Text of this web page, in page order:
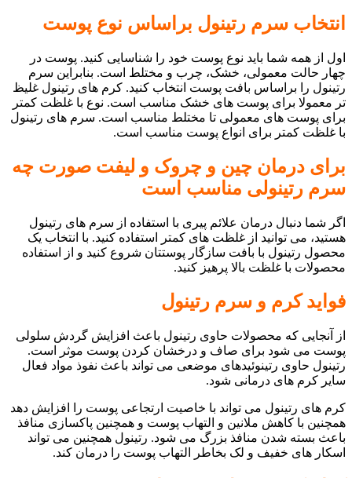
انتخاب سرم رتینول براساس نوع پوست
اول از همه شما باید نوع پوست خود را شناسایی کنید. پوست در
چهار حالت معمولی، خشک، چرب و مختلط است. بنابراین سرم
رتینول را براساس بافت پوست انتخاب کنید. کرم های رتینول غلیظ
تر معمولا برای پوست های خشک مناسب است. نوع با غلظت کمتر
برای پوست های معمولی تا مختلط مناسب است. سرم های رتینول
با غلظت کمتر برای انواع پوست مناسب است.
برای درمان چین و چروک و لیفت صورت چه
سرم رتینولی مناسب است
اگر شما دنبال درمان علائم پیری با استفاده از سرم های رتینول
هستید، می توانید از غلظت های کمتر استفاده کنید. با انتخاب یک
محصول رتینول با بافت سازگار پوستتان شروع کنید و از استفاده
محصولات با غلظت بالا پرهیز کنید.
فواید کرم و سرم رتینول
از آنجایی که محصولات حاوی رتینول باعث افزایش گردش سلولی
پوست می شود برای صاف و درخشان کردن پوست موثر است.
رتینول حاوی رتینوئیدهای موضعی می تواند باعث نفوذ مواد فعال
سایر کرم های درمانی شود.
کرم های رتینول می تواند با خاصیت ارتجاعی پوست را افزایش دهد
همچنین با کاهش ملانین و التهاب پوست و همچنین پاکسازی منافذ
باعث بسته شدن منافذ بزرگ می شود. رتینول همچنین می تواند
اسکار های خفیف و لک بخاطر التهاب پوست را درمان کند.